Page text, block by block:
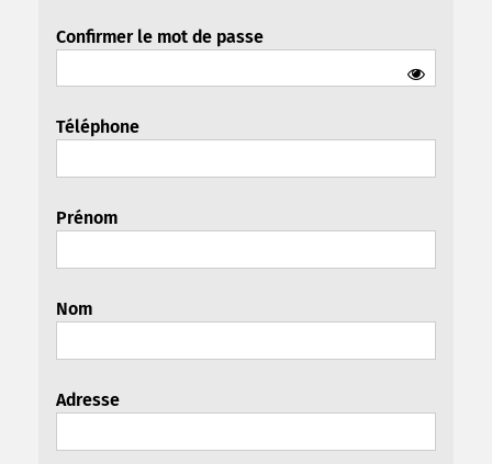
Confirmer le mot de passe
Téléphone
Prénom
Nom
Adresse